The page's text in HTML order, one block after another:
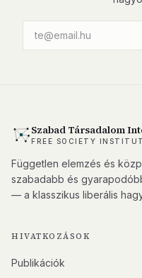
Szabad Társadalom
FREE SOCIETY
Független elemzés és
szabadabb és
— a klasszikus liberális
HIVATKOZÁSOK
Publikációk